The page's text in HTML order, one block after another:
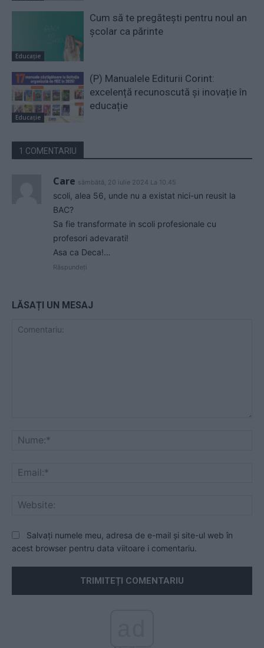
Educație
Cum să te pregătești pentru noul an
școlar ca părinte
Educație
(P) Manualele Editurii Corint:
excelență recunoscută și inovație în
educație
1 COMENTARIU
Care sâmbătă, 20 iulie 2024 La 10.45
scoli, alea 56, unde nu a existat nici-un reusit la
BAC?
Sa fie transformate in scoli profesionale cu
profesori adevarati!
Asa ca Deca!…
Răspundeți
LĂSAȚI UN MESAJ
Salvați numele meu, adresa de e-mail și site-ul web în
acest browser pentru data viitoare i comentariu.